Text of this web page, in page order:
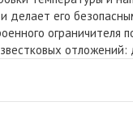
делает его